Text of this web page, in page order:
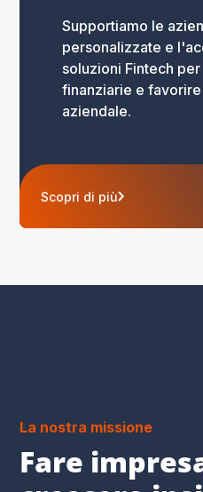
Supportiamo le
personalizzate e
soluzioni Fintech
finanziarie e
aziendale.
Scopri di più
La nostra missione
Fare